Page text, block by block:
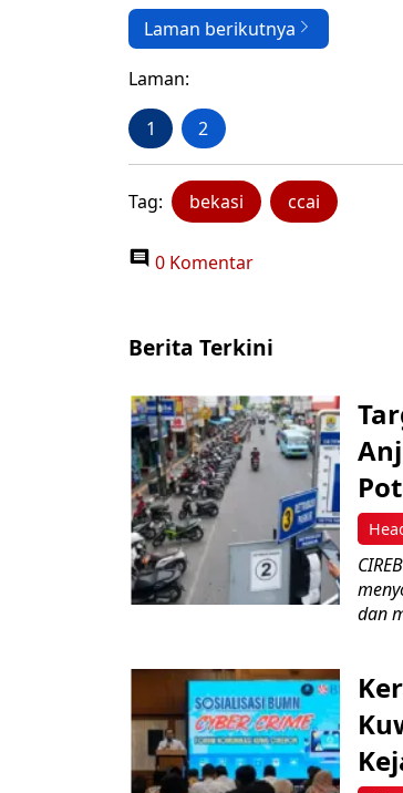
Laman berikutnya
Laman:
1 2
Tag: bekasi ccai
0 Komentar
Berita Terkini
dan